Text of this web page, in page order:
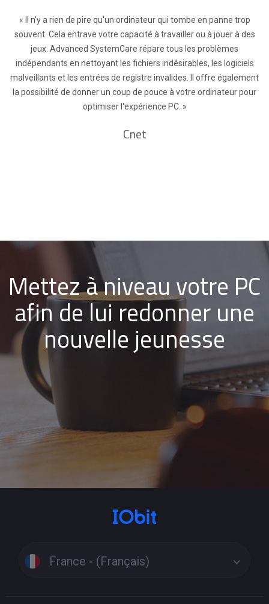
« Il n'y a rien de pire qu'un ordinateur qui tombe en panne trop
souvent. Cela entrave votre capacité à travailler ou à jouer à des
jeux. Advanced SystemCare répare tous les problèmes
indépendants en nettoyant les fichiers indésirables, les logiciels
malveillants et les entrées de registre invalides. Il offre également
la possibilité de donner un coup de pouce à votre ordinateur pour
optimiser l'expérience PC. »
Cnet
Mettez à niveau votre PC
afin de lui redonner une
nouvelle jeunesse
France - (Français)